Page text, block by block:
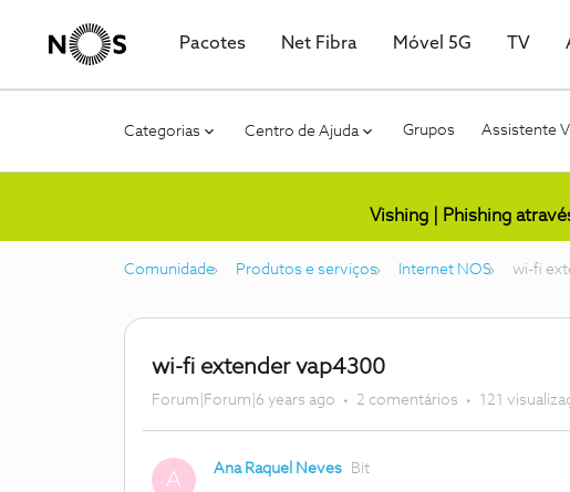
Pacotes Net Fibra Móvel 5G TV
Categorias Centro de Ajuda Grupos Assistente
Vishing | Phishing
Comunidade Produtos e serviços Internet NOS wi-fi
wi-fi extender vap4300
Forum|Forum|6 years ago 2 comentários 121
A Ana Raquel Neves Bit